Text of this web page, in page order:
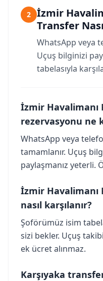
2
İzmir
Transfer
WhatsApp veya
Uçuş bilginizi
tabelasıyla
İzmir Havalimanı
rezervasyonu ne
WhatsApp veya
tamamlanır. Uçuş
paylaşmanız yeterli.
İzmir Havalimanı
nasıl karşılanır?
Şoförümüz isim
sizi bekler. Uçuş
ek ücret alınmaz.
Karşıyaka